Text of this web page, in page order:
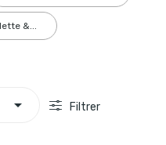
&...
 Filtrer